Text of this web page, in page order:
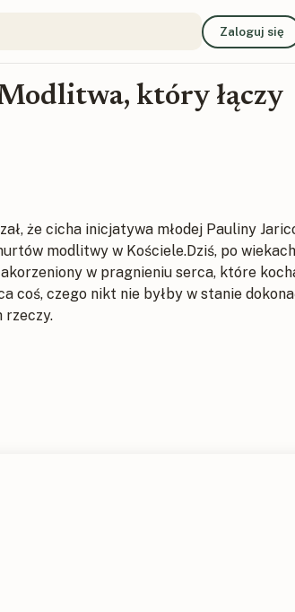
Zaloguj się
który łączy
że cicha inicjatywa młodej Pauliny
modlitwy w Kościele.Dziś, po
w pragnieniu serca, które
coś, czego nikt nie byłby w stanie
rzeczy.